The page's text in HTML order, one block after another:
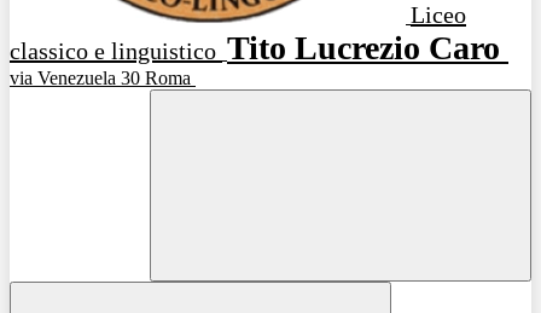
Liceo
classico e linguistico Tito Lucrezio Caro
via Venezuela 30 Roma